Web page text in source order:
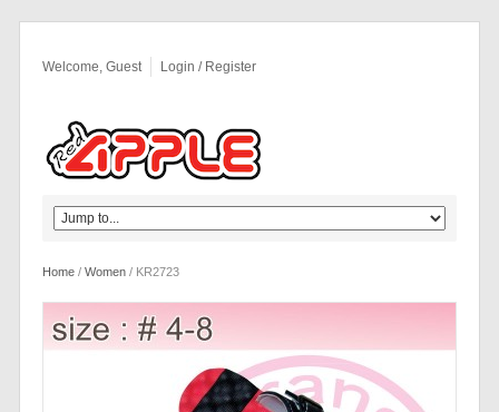
Welcome, Guest Login / Register
Home / Women / KR2723